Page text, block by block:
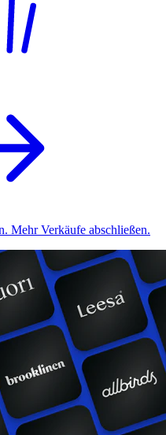
Mehr Verkäufe abschließen.